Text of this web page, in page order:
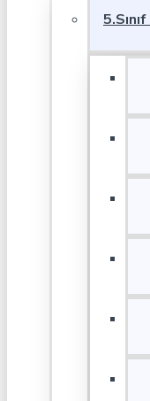
5.Sınıf